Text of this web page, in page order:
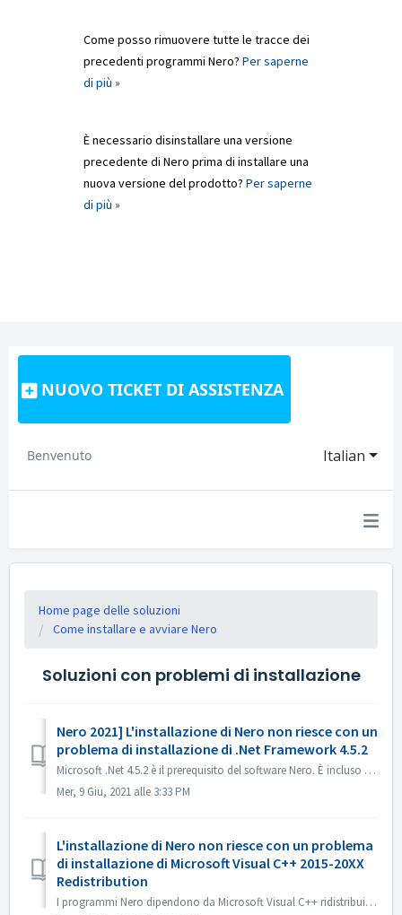
Come posso rimuovere tutte le tracce dei
precedenti programmi Nero? Per saperne
di più »
È necessario disinstallare una versione
precedente di Nero prima di installare una
nuova versione del prodotto? Per saperne
di più »
NUOVO TICKET DI ASSISTENZA
Italian
Benvenuto
Home page delle soluzioni
Come installare e avviare Nero
Soluzioni con problemi di installazione
Nero 2021] L'installazione di Nero non riesce con un
problema di installazione di .Net Framework 4.5.2
Microsoft .Net 4.5.2 è il prerequisito del software Nero. È incluso nel sistema Windows 10. Tuttavia, su Windows 7, 8 o 8.1, non è incluso e deve essere ins...
Mer, 9 Giu, 2021 alle 3:33 PM
L'installazione di Nero non riesce con un problema
di installazione di Microsoft Visual C++ 2015-20XX
Redistribution
I programmi Nero dipendono da Microsoft Visual C++ ridistribuibile. E abbiamo integrato la sua installazione nel nostro programma di installazione. Tuttavia...